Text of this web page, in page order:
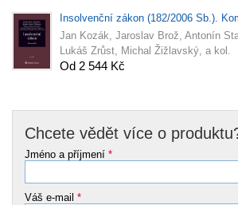
Insolvenční zákon (182/2006 Sb.).
Jan Kozák, Jaroslav Brož, Antonín
Lukáš Zrůst, Michal Žižlavský, a kol.
Od 2 544 Kč
Chcete vědět více o
Jméno a příjmení *
Váš e-mail *